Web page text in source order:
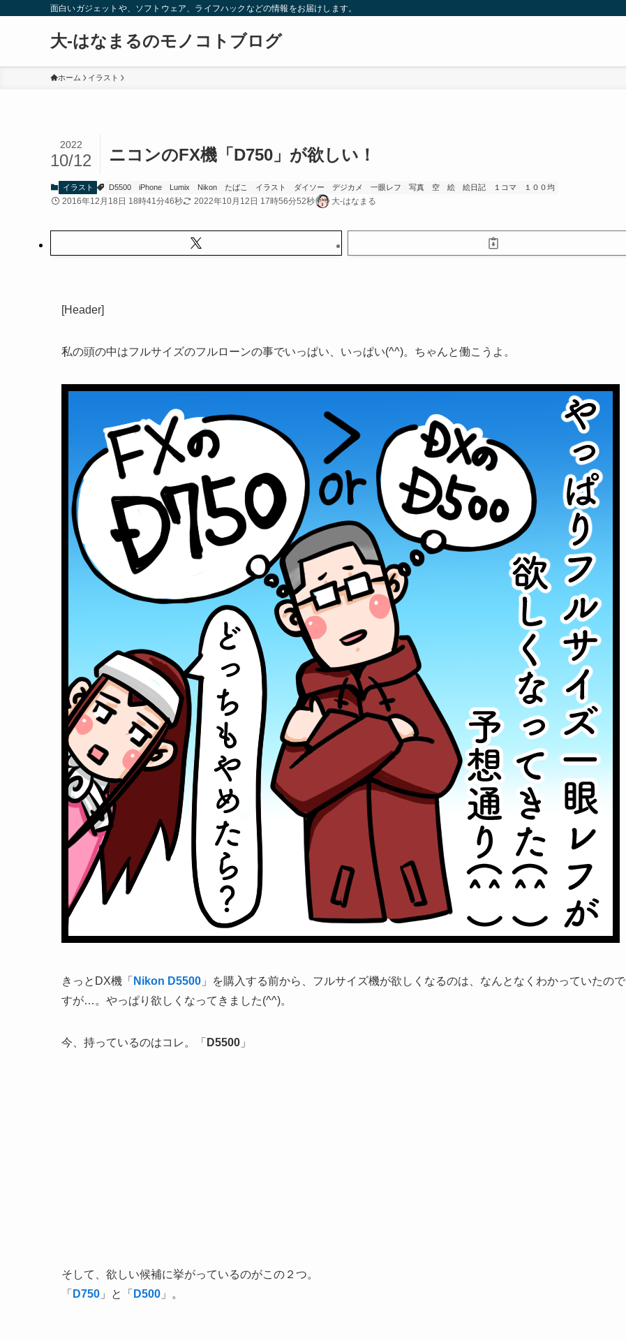
面白いガジェットや、ソフトウェア、ライフハックなどの情報をお届けします。
大-はなまるのモノコトブログ
ホーム イラスト
ニコンのFX機「D750」が欲しい！
2022
10/12
イラスト D5500 iPhone Lumix Nikon たばこ イラスト ダイソー デジカメ 一眼レフ 写真 空 絵 絵日記 １コマ １００均
2016年12月18日 18時41分46秒 2022年10月12日 17時56分52秒 大-はなまる
[Header]
私の頭の中はフルサイズのフルローンの事でいっぱい、いっぱい(^^)。ちゃんと働こうよ。
きっとDX機「 Nikon D5500 」を購入する前から、フルサイズ機が欲しくなるのは、なんとなくわかっていたので
すが…。やっぱり欲しくなってきました(^^)。
今、持っているのはコレ。「 D5500 」
そして、欲しい候補に挙がっているのがこの２つ。
「 D750 」と「 D500 」。